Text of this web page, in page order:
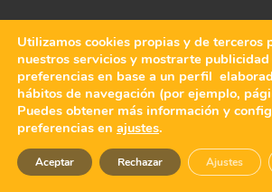
Utilizamos cookies propias y de terceros
nuestros servicios y mostrarte
preferencias en base a un perfil
hábitos de navegación (por ejemplo,
Puedes obtener más información y
preferencias en ajustes.
Aceptar Rechazar Ajustes